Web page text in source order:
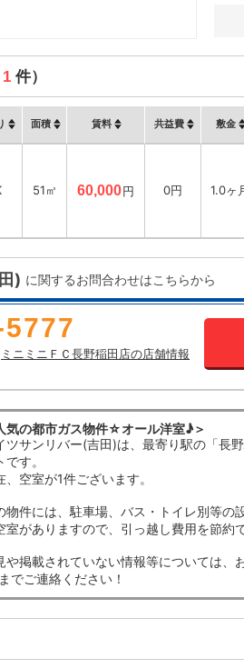
1 件）
面積 賃料 共益費 敷金
51㎡ 60,000円 0円 1.0ヶ
) に関するお問合わせはこちらから
ミニミニＦＣ長野稲田店の店舗情報
気の都市ガス物件☆オール洋室♪＞
ツサンリバー(吉田)は、最寄り駅の「長
です。
、空室が1件ございます。
物件には、駐車場、バス・トイレ別等の
室がありますので、引っ越し費用を節約
や掲載されていない情報等については、
でご連絡ください！